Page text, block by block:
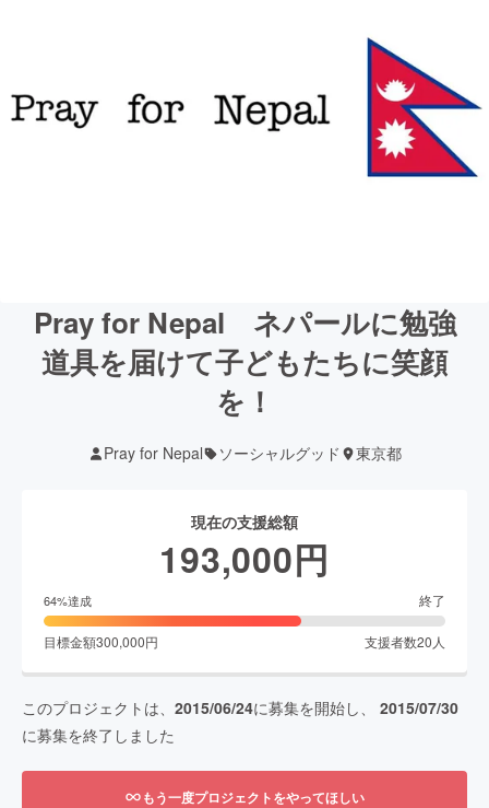
Pray for Nepal ネパールに勉強
道具を届けて子どもたちに笑顔
を！
Pray for Nepal ソーシャルグッド 東京都
現在の支援総額
193,000円
64%達成 終了
目標金額300,000円 支援者数20 人
このプロジェクトは、 2015/06/24に募集を開始し、 2015/07/30
に募集を終了しました
もう一度プロジェクトをやってほしい